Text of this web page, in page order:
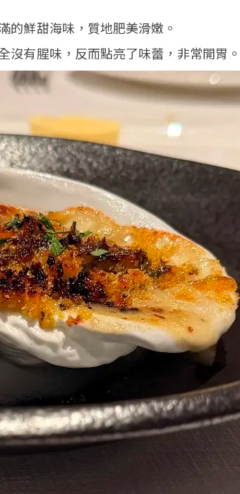
的鮮甜海味，質地肥美滑嫩。
沒有腥味，反而點亮了味蕾，非常開胃